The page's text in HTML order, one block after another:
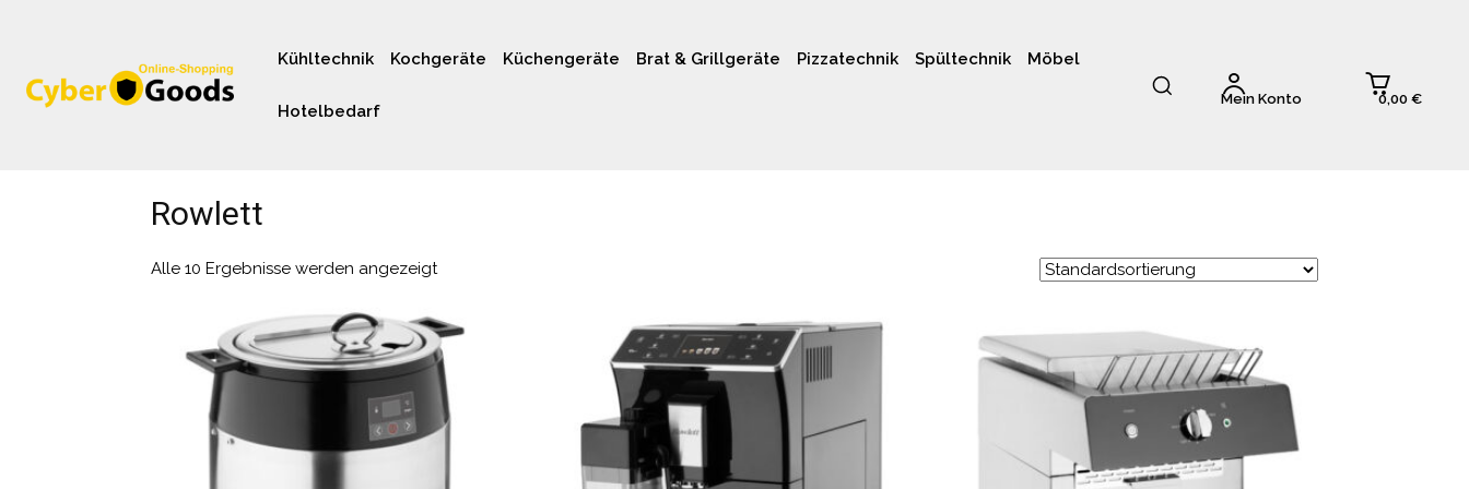
Kühltechnik Kochgeräte Küchengeräte Brat & Grillgeräte Pizzatechnik Spültechnik Möbel
Hotelbedarf
Mein Konto 0,00 €
Rowlett
Alle 10 Ergebnisse werden angezeigt